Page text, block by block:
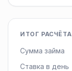
ИТОГ РАСЧЁТА
Сумма займа
Ставка в день